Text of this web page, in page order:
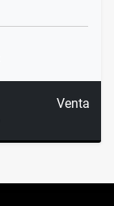
Venta